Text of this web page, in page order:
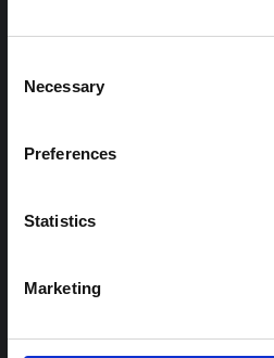
Selection
Necessary
Preferences
Statistics
Marketing
لا تتناول المذكرة مباشرة
لفيروس إيبولا، بل تقدم
2026